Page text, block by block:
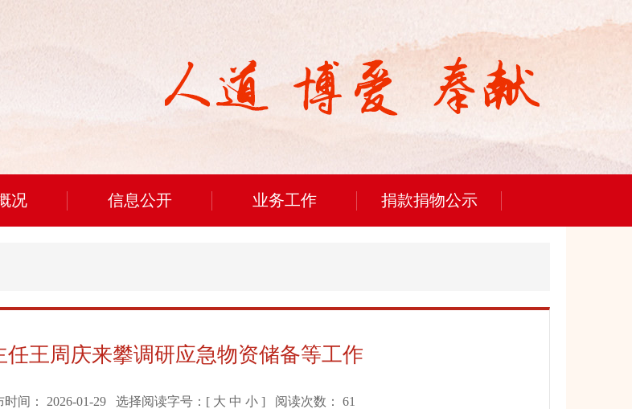
况 信息公开 业务工作 捐款捐物公示
任王周庆来攀调研应急物资储备等工作
间： 2026-01-29 选择阅读字号：[ 大 中 小 ] 阅读次数： 61